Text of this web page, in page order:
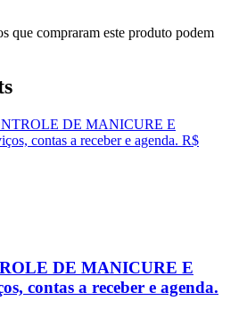
que compraram este produto podem
DE MANICURE E
contas a receber e agenda.